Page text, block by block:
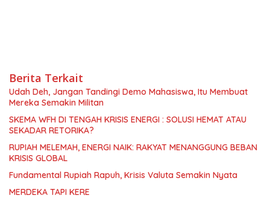
Berita Terkait
Udah Deh, Jangan Tandingi Demo Mahasiswa, Itu Membuat
Mereka Semakin Militan
SKEMA WFH DI TENGAH KRISIS ENERGI : SOLUSI HEMAT ATAU
SEKADAR RETORIKA?
RUPIAH MELEMAH, ENERGI NAIK: RAKYAT MENANGGUNG BEBAN
KRISIS GLOBAL
Fundamental Rupiah Rapuh, Krisis Valuta Semakin Nyata
MERDEKA TAPI KERE